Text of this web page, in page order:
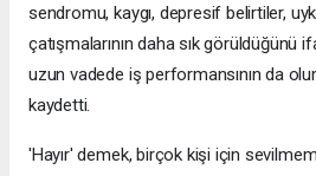
sendromu, kaygı, depresif belirtiler,
çatışmalarının daha sık görüldüğünü
uzun vadede iş performansının da
kaydetti.
'Hayır' demek, birçok kişi için